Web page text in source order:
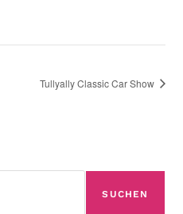
Tullyally Classic Car Show
SUCHEN